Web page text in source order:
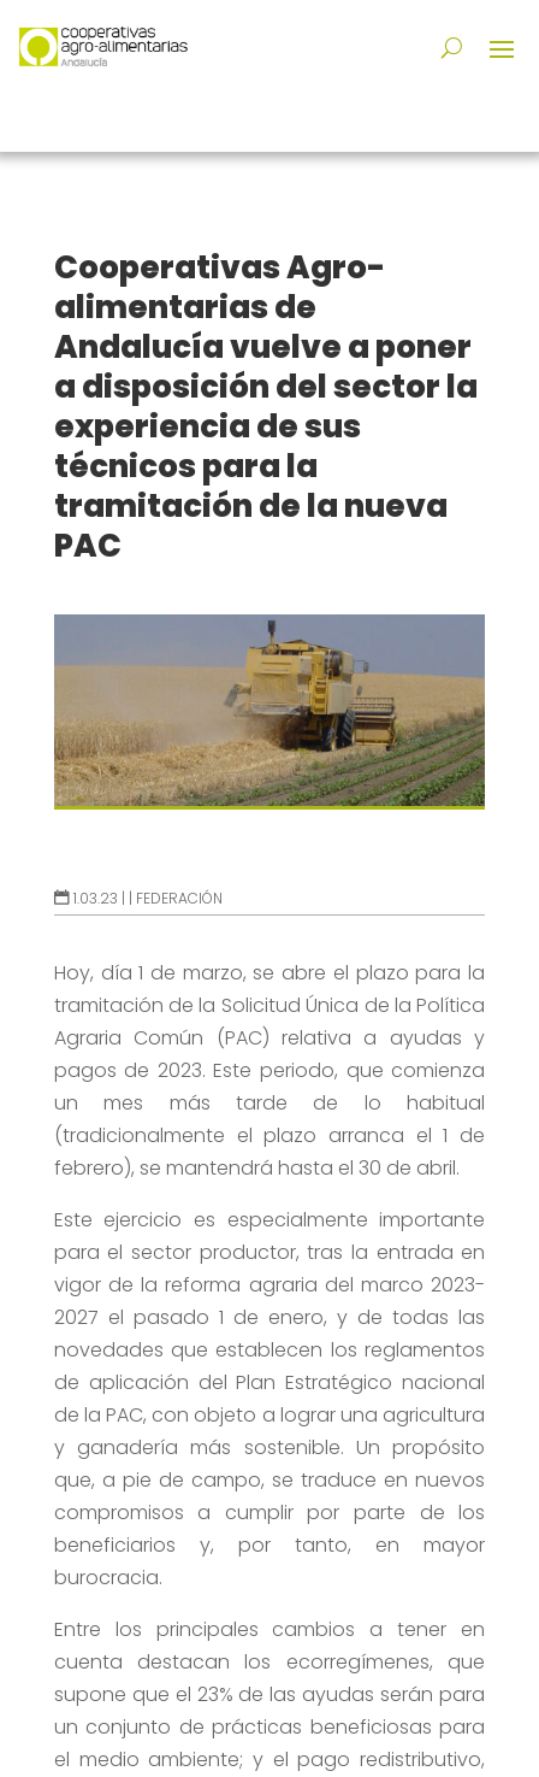
Cooperativas Agro-
alimentarias de
Andalucía vuelve a poner
a disposición del sector la
experiencia de sus
técnicos para la
tramitación de la nueva
PAC
1.03.23 | | FEDERACIÓN
Hoy, día 1 de marzo, se abre el plazo para la
tramitación de la Solicitud Única de la Política
Agraria Común (PAC) relativa a ayudas y
pagos de 2023. Este periodo, que comienza
un mes más tarde de lo habitual
(tradicionalmente el plazo arranca el 1 de
febrero), se mantendrá hasta el 30 de abril.
Este ejercicio es especialmente importante
para el sector productor, tras la entrada en
vigor de la reforma agraria del marco 2023-
2027 el pasado 1 de enero, y de todas las
novedades que establecen los reglamentos
de aplicación del Plan Estratégico nacional
de la PAC, con objeto a lograr una agricultura
y ganadería más sostenible. Un propósito
que, a pie de campo, se traduce en nuevos
compromisos a cumplir por parte de los
beneficiarios y, por tanto, en mayor
burocracia.
Entre los principales cambios a tener en
cuenta destacan los ecorregímenes, que
supone que el 23% de las ayudas serán para
un conjunto de prácticas beneficiosas para
el medio ambiente; y el pago redistributivo,